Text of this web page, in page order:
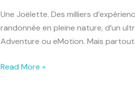
Une Joëlette. Des milliers
randonnée en pleine nature, d’un
Adventure ou eMotion. Mais
des
possibilités
incroyables
Read More »